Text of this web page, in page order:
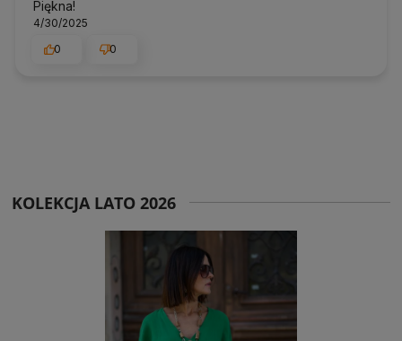
Piękna!
4/30/2025
0
0
KOLEKCJA LATO 2026